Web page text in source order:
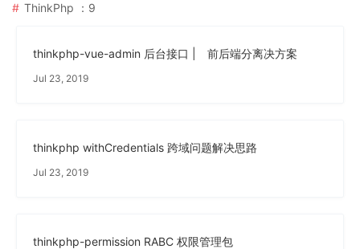
ThinkPhp ：9
thinkphp-vue-admin 后台接口 | 前后端分离决方案
Jul 23, 2019
thinkphp withCredentials 跨域问题解决思路
Jul 23, 2019
thinkphp-permission RABC 权限管理包